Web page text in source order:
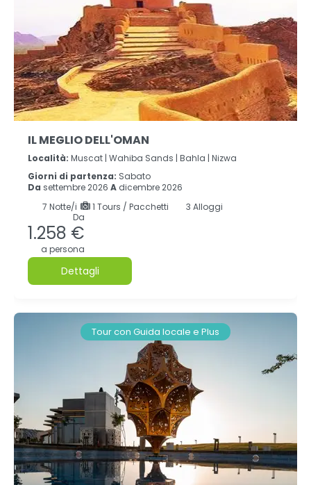
IL MEGLIO DELL'OMAN
Località: Muscat | Wahiba Sands | Bahla | Nizwa
Giorni di partenza: Sabato
Da settembre 2026 A dicembre 2026
7 Notte/i 1 Tours / Pacchetti
3 Alloggi
Da
1.258 €
a persona
Dettagli
Tour con Guida locale e Plus